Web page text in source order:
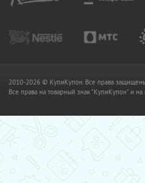
2010-2026 © КупиКупон. Все права
Все права на товарный знак "КупиКупон" и